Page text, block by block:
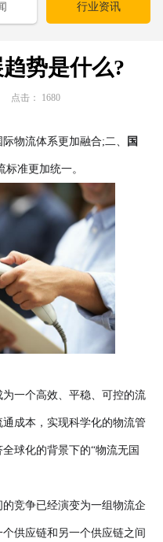
行业资讯
势是什么?
点击： 1680
物流体系更加融合;二、 国
准更加统一。
一个高效、平稳、可控的流
成本，实现科学化的物流管
球化的背景下的“物流无国
竞争已经演变为一组物流企
供应链和另一个供应链之间